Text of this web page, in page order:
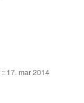
:: 17. mar 2014